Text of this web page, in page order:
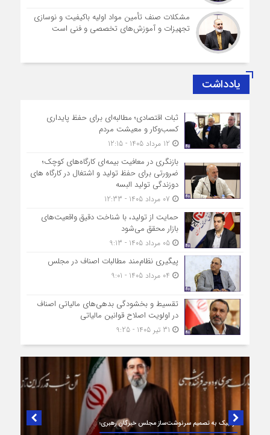
مشکلات صنف تأمین مواد اولیه باکیفیت و نوسازی
تجهیزات و آموزش‌های تخصصی و فنی است
یادداشت
ثبات اقتصادی؛ مطالبه‌ای برای حفظ پایداری
کسب‌وکار و معیشت مردم
بازنگری در معافیت بیمه‌ای کارگاه‌های کوچک؛
ضرورتی برای حفظ تولید و اشتغال در کارگاه های
دوزندگی تولید البسه
حمایت از تولید، با شناخت دقیق واقعیت‌های
بازار محقق می‌شود
05 مرداد 1405 - 9:13
پیگیری نظام‌مند مطالبات اصناف در مجلس
تقسیط و بخشودگی بدهی‌های مالیاتی اصناف
در اولویت اصلاح قوانین مالیاتی
در لبیک به تصمیم سرنوشت‌ساز مجلس خبرگان رهبری؛